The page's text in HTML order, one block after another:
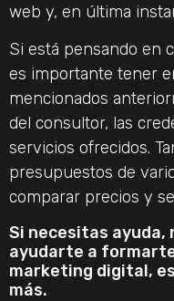
web y, en última
Si está pensando en
es importante tener
mencionados
del consultor, las
servicios ofrecidos.
presupuestos de
comparar precios y
Si necesitas ayuda,
ayudarte a
marketing digital,
más.